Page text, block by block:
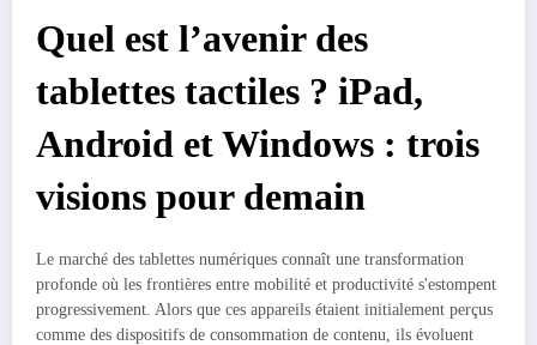
Quel est l’avenir des
tablettes tactiles ? iPad,
Android et Windows : trois
visions pour demain
Le marché des tablettes numériques connaît une transformation
profonde où les frontières entre mobilité et productivité s'estompent
progressivement. Alors que ces appareils étaient initialement perçus
comme des dispositifs de consommation de contenu, ils évoluent